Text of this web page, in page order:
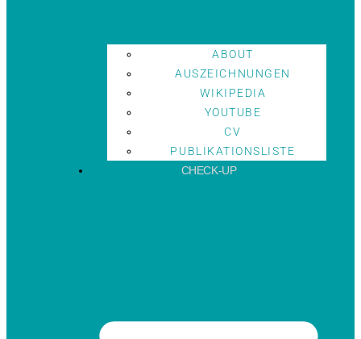
ABOUT
AUSZEICHNUNGEN
WIKIPEDIA
YOUTUBE
CV
PUBLIKATIONSLISTE
CHECK-UP